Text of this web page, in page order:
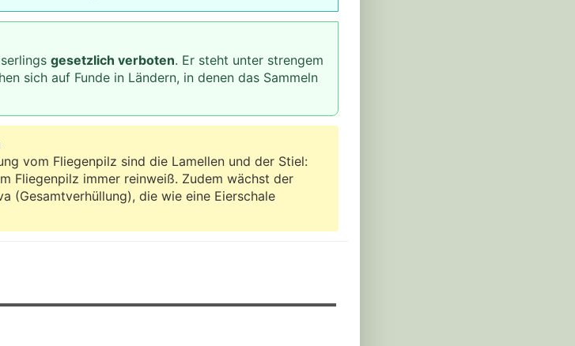
gesetzlich verboten. Er steht unter strengem
sich auf Funde in Ländern, in denen das Sammeln
vom Fliegenpilz sind die Lamellen und der Stiel:
Fliegenpilz immer reinweiß. Zudem wächst der
(Gesamtverhüllung), die wie eine Eierschale